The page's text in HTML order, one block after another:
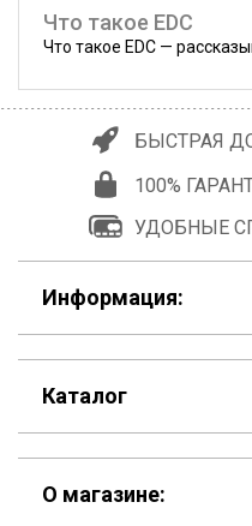
Что такое EDC
Что такое EDC —
БЫСТРАЯ
100%
УДОБНЫЕ
Информация:
F.A.Q
Контакты
Шоурум
Каталог
Скидки
О магазине: